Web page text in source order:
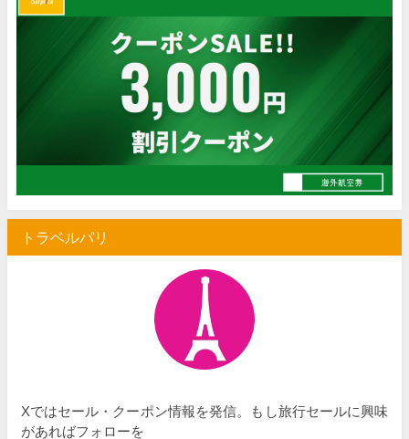
07/07 HIS) 海外航空券 最大20,000円OFFクーポン
Trip.com) 航空券+ホテル 最大5,000円OFFクーポン
Trip.com) 海外航空券 最大3,000円OFFクーポン
Trip.com) ホテル 最大3,000円OFFクーポン
Trip.com) 空港送迎 50%OFFクーポン
Trip.com) 台湾旅 最大50%OFFセール
Trip.com) 海外航空券(セントレア発) 最大7,000円OFFクーポ
HIS) 超目玉ツアー(スーパーサマーセール)
HIS) 海外航空券 2,000円OFFクーポン
07/01 JTB) ルフトハンザドイツ航空便(航空券+ホテル) 最大120,000円OFFク
トラベルパリ
Xではセール・クーポン情報を発信。もし旅行セールに興味
があればフォローを